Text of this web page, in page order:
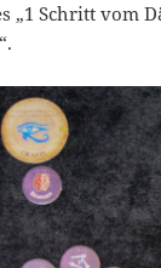
„1 Schritt vom